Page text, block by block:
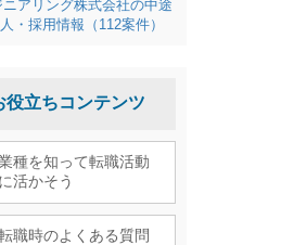
アリング株式会社の中途
・採用情報（112案件）
役立ちコンテンツ
種を知って転職活動
に活かそう
職時のよくある質問